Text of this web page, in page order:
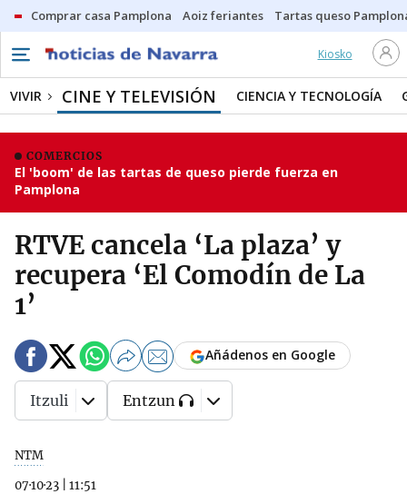
Comprar casa Pamplona Aoiz feriantes Tartas queso
Kiosko
VIVIR CINE Y TELEVISIÓN CIENCIA Y TECNOLOGÍA
COMERCIOS
El 'boom' de las tartas de queso pierde fuerza en
Pamplona
RTVE cancela ‘La plaza’ y
recupera ‘El Comodín de La
1’
NTM
07·10·23
11:51
Añádenos en Google
Itzuli Entzun